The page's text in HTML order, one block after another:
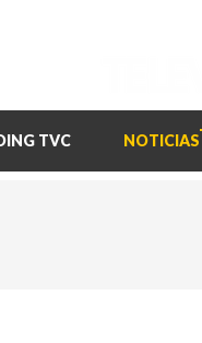
TVC NOTICIAS